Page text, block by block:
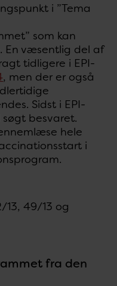
i ”Tema
som kan
En væsentlig del af
tidligere i EPI-
, men der er også
Sidst i EPI-
besvaret.
hele
i
13, 49/13 og
fra den